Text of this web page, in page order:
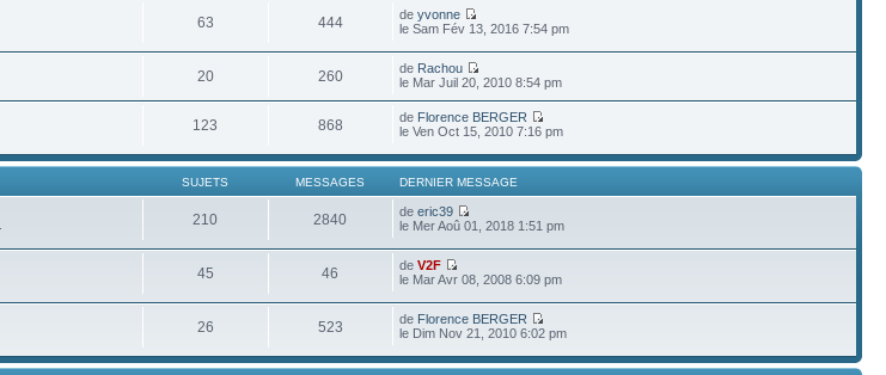
63 444 deyvonne
le Sam Fév 13, 2016 7:54 pm
20 260 de Rachou
le Mar Juil 20, 2010 8:54 pm
123 868 de Florence BERGER
le Ven Oct 15, 2010 7:16 pm
SUJETS MESSAGES DERNIER MESSAGE
210 2840 deeric39
le Mer Aoû 01, 2018 1:51 pm
45 46 deV2F
le Mar Avr 08, 2008 6:09 pm
26 523 de Florence BERGER
le Dim Nov 21, 2010 6:02 pm